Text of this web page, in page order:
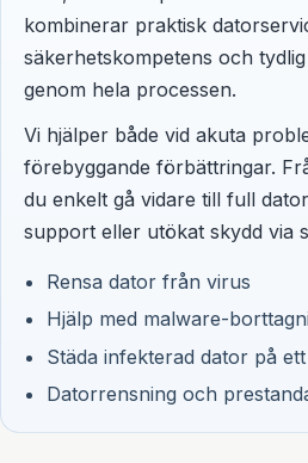
kombinerar praktisk
säkerhetskompetens och
genom hela processen.
Vi hjälper både vid akuta
förebyggande förbättringar.
du enkelt gå vidare till full
support eller utökat skydd via
Rensa dator från virus
Hjälp med malware-
Städa infekterad dator på
Datorrensning och